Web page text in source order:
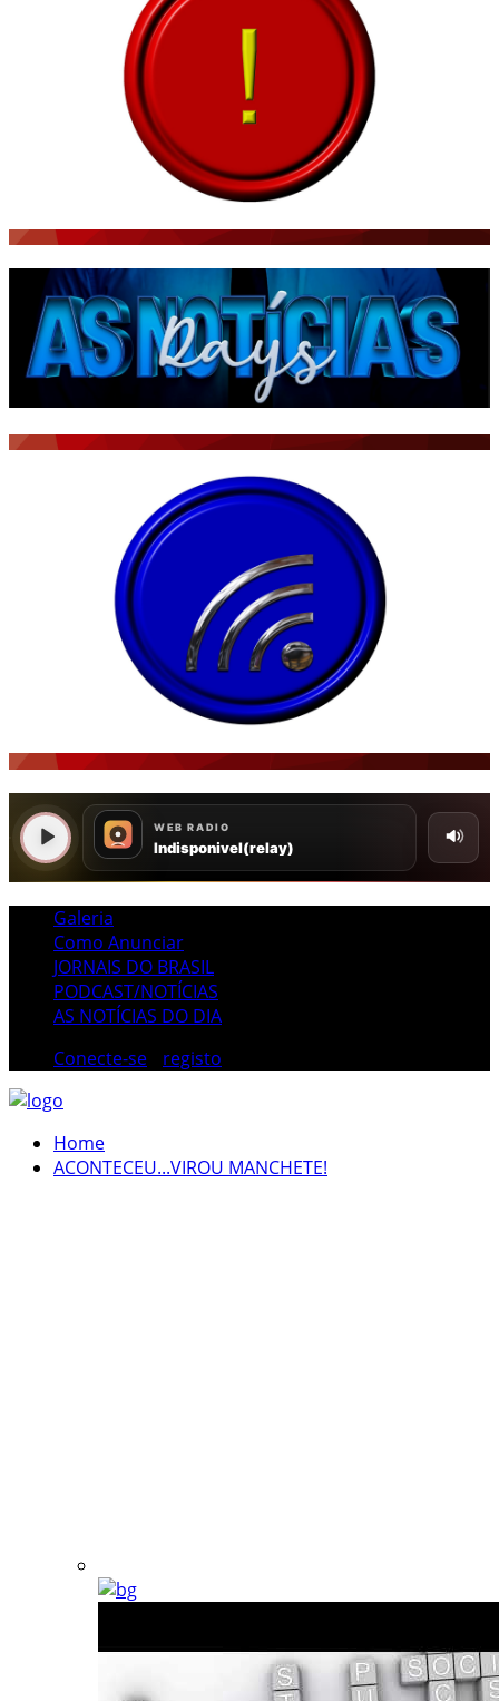
Galeria
Como Anunciar
JORNAIS DO BRASIL
PODCAST/NOTÍCIAS
AS NOTÍCIAS DO DIA
Conecte-se
registo
Home
ACONTECEU...VIROU MANCHETE!